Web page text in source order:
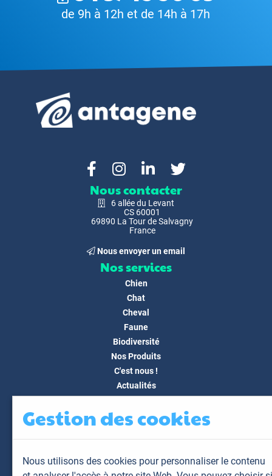
de 9h à 12h et de 14h à 17h
Nous contacter
6 allée du Levant
CS 60001
69890 La Tour de Salvagny
France
Nous envoyer un email
Nos services
Chien
Chat
Cheval
Faune
Biodiversité
Nos Produits
C'est nous !
Actualités
FAQ
Mon espace
Gestion des cookies
Nous utilisons des cookies pour personnaliser le contenu